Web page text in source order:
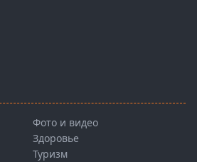
Фото и видео
Здоровье
Туризм